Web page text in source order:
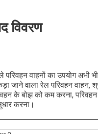
विवरण
परिवहन वाहनों का उपयोग
जाने वाला रेल परिवहन वाहन,
बोझ को कम करना, परिवहन
करना।